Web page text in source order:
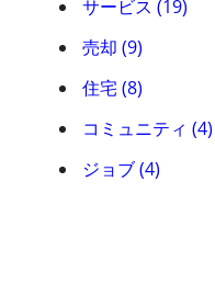
サービス (19)
売却 (9)
住宅 (8)
コミュニティ (4)
ジョブ (4)